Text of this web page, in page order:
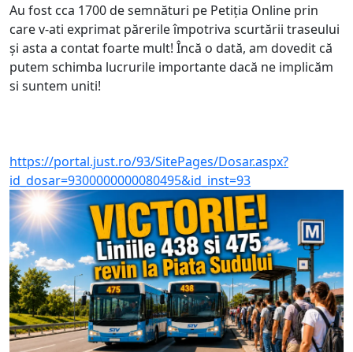
Au fost cca 1700 de semnături pe Petiția Online prin
care v-ati exprimat părerile împotriva scurtării traseului
și asta a contat foarte mult! Încă o dată, am dovedit că
putem schimba lucrurile importante dacă ne implicăm
si suntem uniti!
https://portal.just.ro/93/SitePages/Dosar.aspx?
id_dosar=9300000000080495&id_inst=93